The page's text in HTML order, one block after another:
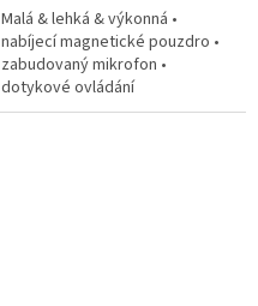
Malá & lehká & výkonná •
nabíjecí magnetické pouzdro •
zabudovaný mikrofon •
dotykové ovládání